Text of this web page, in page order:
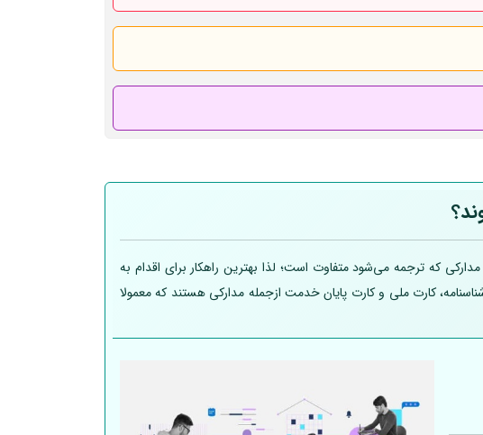
که ترجمه می‌شود متفاوت است؛ لذا بهترین راهکار برای اقدام به
کارت ملی و کارت پایان خدمت ازجمله مدارکی هستند که معمولا